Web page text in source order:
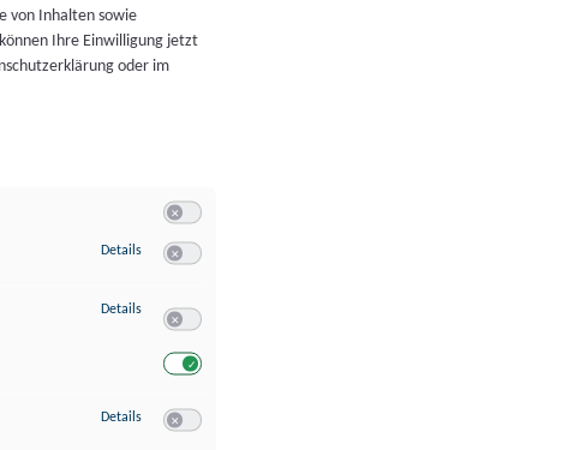
von Inhalten sowie
Ihre Einwilligung jetzt
oder im
Details zu Speichern von oder Zugriff auf Informationen auf einem Endgerät
Details zu Verwendung reduzierter Daten zur Auswahl von Werbeanzeigen
Details zu Erstellung von Profilen für personalisierte Werbung